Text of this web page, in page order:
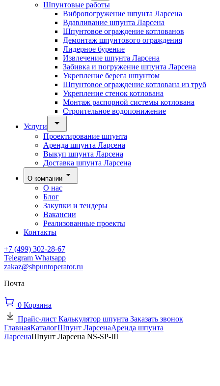
Шпунтовые работы
Вибропогружение шпунта Ларсена
Вдавливание шпунта Ларсена
Шпунтовое ограждение котлованов
Демонтаж шпунтового ограждения
Лидерное бурение
Извлечение шпунта Ларсена
Забивка и погружение шпунта Ларсена
Укрепление берега шпунтом
Шпунтовое ограждение котлована из труб
Укрепление стенок котлована
Монтаж распорной системы котлована
Строительное водопонижение
Услуги
Проектирование шпунта
Аренда шпунта Ларсена
Выкуп шпунта Ларсена
Доставка шпунта Ларсена
О компании
О нас
Блог
Закупки и тендеры
Вакансии
Реализованные проекты
Контакты
+7 (499) 302-28-67
Telegram Whatsapp
zakaz@shpuntoperator.ru
Почта
0 Корзина
Прайс-лист Калькулятор шпунта Заказать звонок
ГлавнаяКаталогШпунт ЛарсенаАренда шпунта
ЛарсенаШпунт Ларсена NS-SP-III